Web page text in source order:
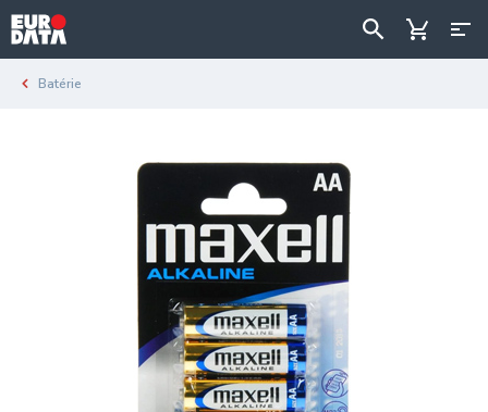
Batérie